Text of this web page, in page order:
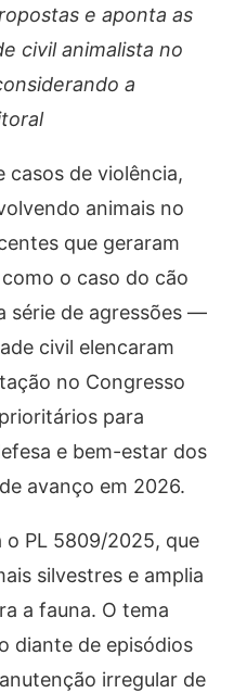
e aponta as
civil animalista no
a
casos de violência,
animais no
que geraram
o caso do cão
série de agressões —
civil elencaram
no Congresso
para
e bem-estar dos
avanço em 2026.
PL 5809/2025, que
silvestres e amplia
a fauna. O tema
diante de episódios
irregular de